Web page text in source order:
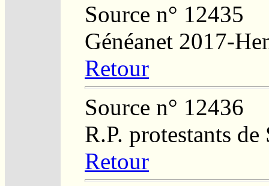
Source n° 12435
Généanet 2017-
Retour
Source n° 12436
R.P. protestants
Retour